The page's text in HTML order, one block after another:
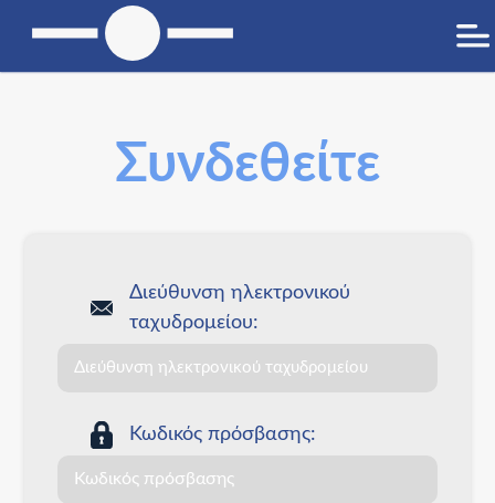
Συνδεθείτε
Διεύθυνση ηλεκτρονικού
ταχυδρομείου:
Κωδικός πρόσβασης: